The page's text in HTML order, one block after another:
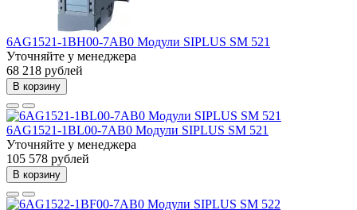
6AG1521-1BH00-7AB0 Модули SIPLUS SM 521
Уточняйте у менеджера
68 218 рублей
В корзину
6AG1521-1BL00-7AB0 Модули SIPLUS SM 521
Уточняйте у менеджера
105 578 рублей
В корзину